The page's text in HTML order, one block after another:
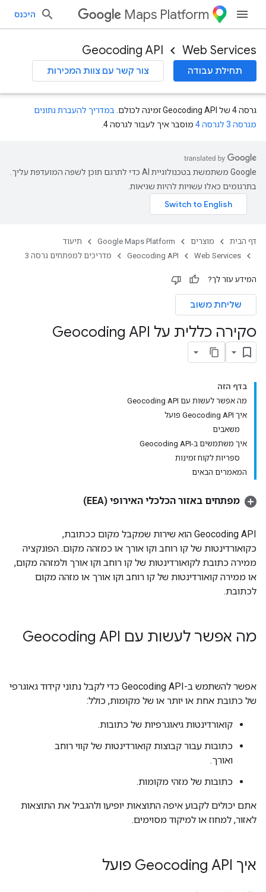
Maps Platform היכנס
Web Services
Geocoding API
תחילת עבודה צור קשר עם צוות המכירות
גרסה 4 של Geocoding API זמינה לכולם.
במדריך להעברת נתונים
מגרסה 3 לגרסה 4
מוסבר איך לעבור לגרסה 4.
‫Google משתמשת בטכנולוגיית AI כדי לתרגם תוכן לשפה המועדפת עליך.
בתרגומים כאלו עשויות להיות שגיאות.
דף הבית מוצרים Google Maps Platform
תיעוד
Web Services
Geocoding API מדריכים למפתחים גרסה 3
המידע עזר לך?
שליחת משוב
סקירה כללית על Geocoding API
בדף הזה
מה אפשר לעשות עם Geocoding API
איך Geocoding API פועל
משאבים
איך משתמשים ב-Geocoding API
ספריות לקוח זמינות
המאמרים הבאים
מפתחים באזור הכלכלי האירופי (EEA)
‫Geocoding API הוא שירות שמקבל מקום ככתובת,
כקואורדינטות של קו רוחב וקו אורך או כמזהה מקום. הפונקציה
ממירה כתובת לקואורדינטות של קו רוחב וקו אורך ולמזהה מקום,
או ממירה קואורדינטות של קו רוחב וקו אורך או מזהה מקום
לכתובת.
מה אפשר לעשות עם Geocoding API
אפשר להשתמש ב-Geocoding API כדי לקבל נתוני קידוד גאוגרפי
של כתובת אחת או יותר או של מקומות, כולל:
קואורדינטות גיאוגרפיות של כתובות.
כתובות עבור קבוצות קואורדינטות של קווי רוחב
ואורך.
כתובות של מזהי מקומות.
אתם יכולים לקבוע איפה התוצאות יופיעו ולהגביל את התוצאות
לאזור, למחוז או למיקוד מסוימים.
איך Geocoding API פועל